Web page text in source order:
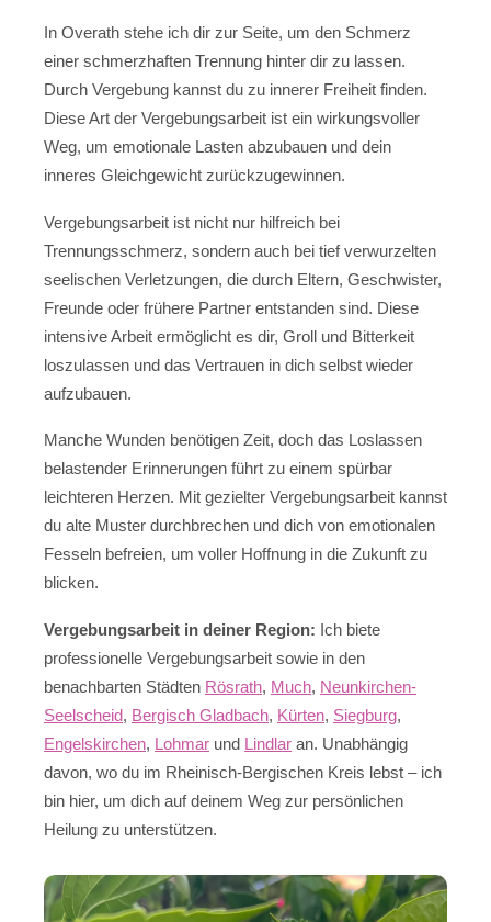
In Overath stehe ich dir zur Seite, um den Schmerz
einer schmerzhaften Trennung hinter dir zu lassen.
Durch Vergebung kannst du zu innerer Freiheit finden.
Diese Art der Vergebungsarbeit ist ein wirkungsvoller
Weg, um emotionale Lasten abzubauen und dein
inneres Gleichgewicht zurückzugewinnen.
Vergebungsarbeit ist nicht nur hilfreich bei
Trennungsschmerz, sondern auch bei tief verwurzelten
seelischen Verletzungen, die durch Eltern, Geschwister,
Freunde oder frühere Partner entstanden sind. Diese
intensive Arbeit ermöglicht es dir, Groll und Bitterkeit
loszulassen und das Vertrauen in dich selbst wieder
aufzubauen.
Manche Wunden benötigen Zeit, doch das Loslassen
belastender Erinnerungen führt zu einem spürbar
leichteren Herzen. Mit gezielter Vergebungsarbeit kannst
du alte Muster durchbrechen und dich von emotionalen
Fesseln befreien, um voller Hoffnung in die Zukunft zu
blicken.
Vergebungsarbeit in deiner Region: Ich biete
professionelle Vergebungsarbeit sowie in den
benachbarten Städten Rösrath, Much, Neunkirchen-
Seelscheid, Bergisch Gladbach, Kürten, Siegburg,
Engelskirchen, Lohmar und Lindlar an. Unabhängig
davon, wo du im Rheinisch-Bergischen Kreis lebst – ich
bin hier, um dich auf deinem Weg zur persönlichen
Heilung zu unterstützen.